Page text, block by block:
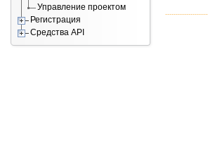
Управление проектом
Регистрация
Средства API